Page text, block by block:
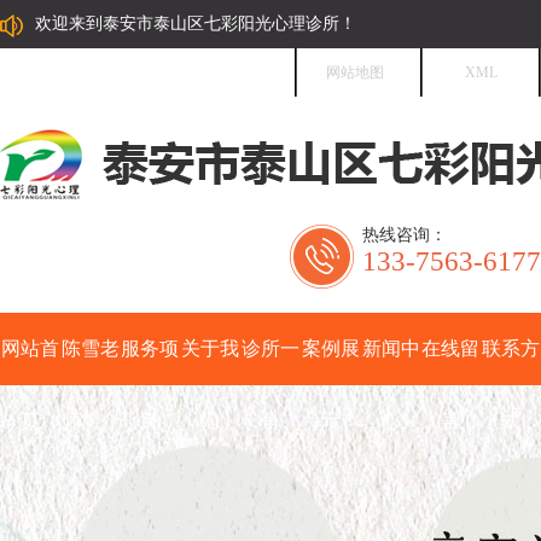
欢迎来到泰安市泰山区七彩阳光心理诊所！
网站地图 XML
热线咨询：
133-7563-6177
网站首
页
陈雪老
师简介
服务项
目
关于我
们
诊所一
角
案例展
示
新闻中
心
在线留
言
联系方
式